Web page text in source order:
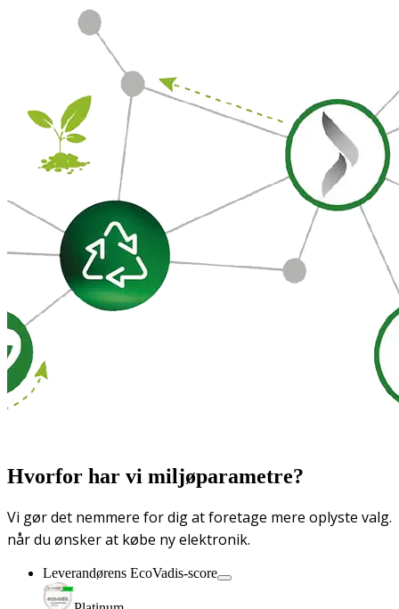
Hvorfor har vi miljøparametre?
Vi gør det nemmere for dig at foretage mere oplyste valg.
når du ønsker at købe ny elektronik.
Leverandørens EcoVadis-score